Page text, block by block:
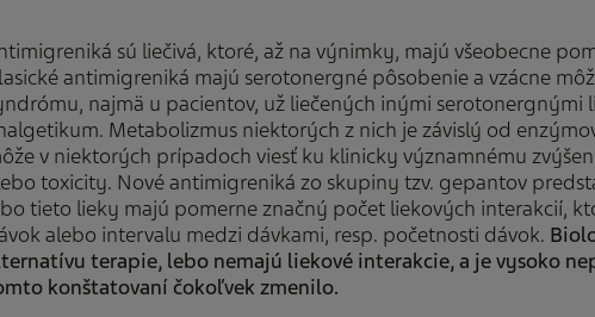
sú liečivá, ktoré, až na výnimky, majú všeobecne
antimigreniká majú serotonergné pôsobenie a vzácne
najmä u pacientov, už liečených inými serotonergnými
Metabolizmus niektorých z nich je závislý od
v niektorých prípadoch viesť ku klinicky významnému
toxicity. Nové antimigreniká zo skupiny tzv. gepantov
tieto lieky majú pomerne značný počet liekových interakcií,
alebo intervalu medzi dávkami, resp. početnosti dávok.
terapie, lebo nemajú liekové interakcie, a je vysoko
konštatovaní čokoľvek zmenilo.